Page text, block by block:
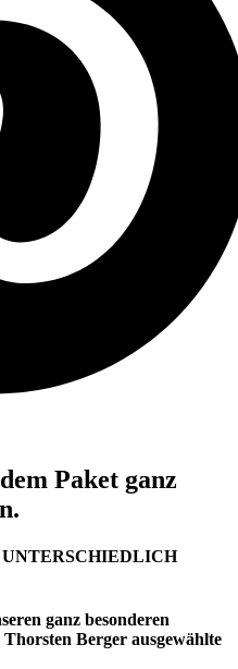
Paket ganz
ganz besonderen
Berger ausgewählte